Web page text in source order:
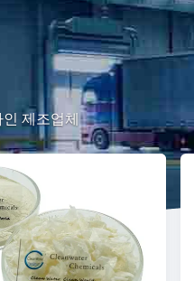
제조업체